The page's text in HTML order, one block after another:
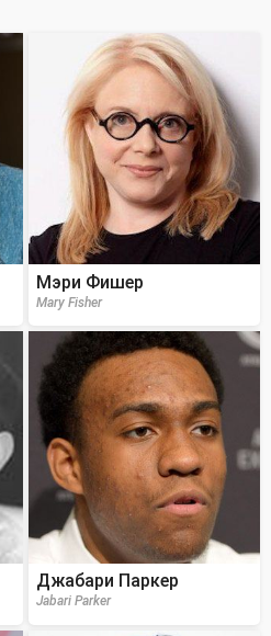
Мэри Фишер
Mary Fisher
Джабари Паркер
Jabari Parker